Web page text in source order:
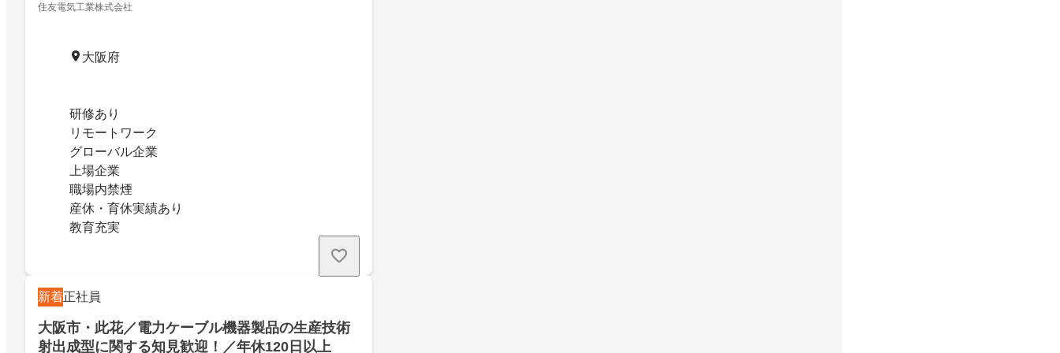
住友電気工業株式会社
大阪府
研修あり
リモートワーク
グローバル企業
上場企業
職場内禁煙
産休・育休実績あり
教育充実
新着正社員
大阪市・此花／電力ケーブル機器製品の生産技術
射出成型に関する知見歓迎！／年休120日以上